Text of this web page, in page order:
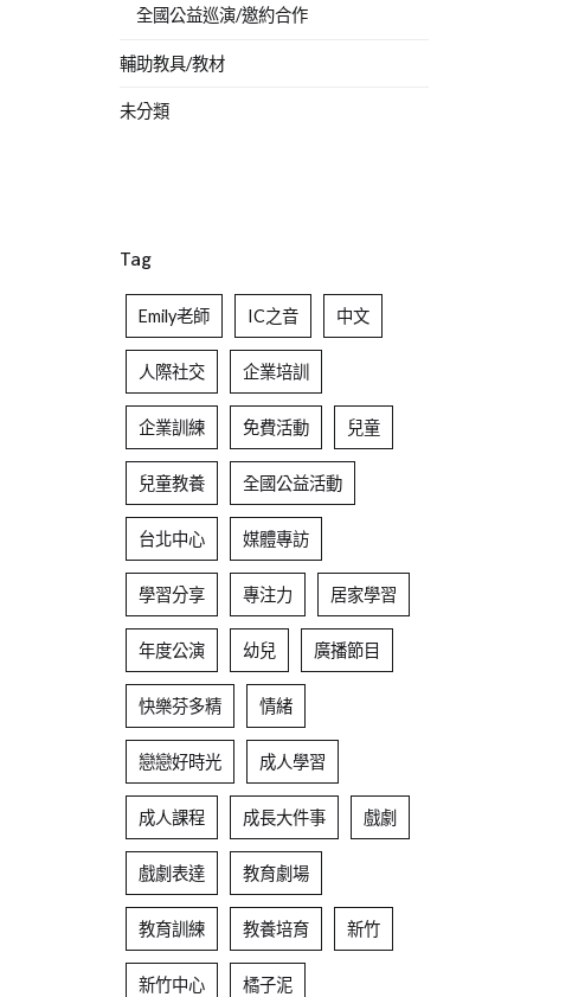
全國公益巡演/邀約合作
輔助教具/教材
未分類
Tag
Emily老師 IC之音 中文
人際社交 企業培訓
企業訓練 免費活動 兒童
兒童教養 全國公益活動
台北中心 媒體專訪
學習分享 專注力 居家學習
年度公演 幼兒 廣播節目
快樂芬多精 情緒
戀戀好時光 成人學習
成人課程 成長大件事 戲劇
戲劇表達 教育劇場
教育訓練 教養培育 新竹
新竹中心 橘子泥